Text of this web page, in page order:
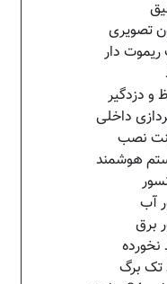
تصویری
دار
و دزدگیر
داخلی
نصب
هوشمند
آب
برق
نخورده
تک برگ